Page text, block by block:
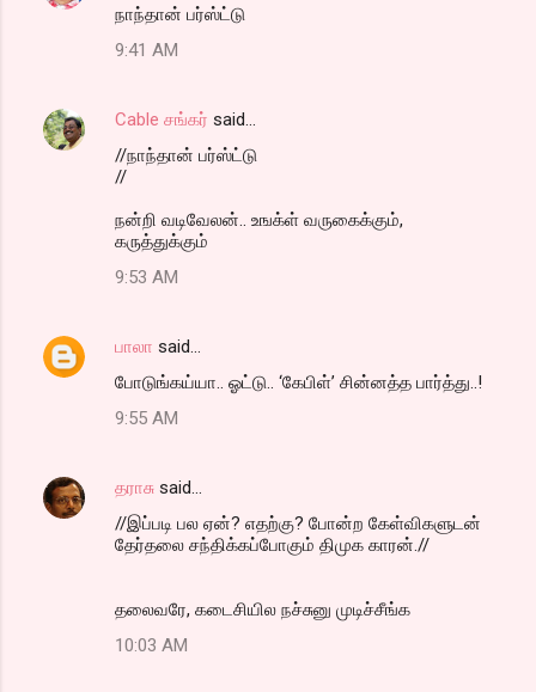
நாந்தான் பர்ஸ்ட்டு
9:41 AM
Cable சங்கர் said…
//நாந்தான் பர்ஸ்ட்டு
//
நன்றி வடிவேலன்.. உஙக்ள் வருகைக்கும்,
கருத்துக்கும்
9:53 AM
பாலா said…
போடுங்கய்யா.. ஓட்டு.. ‘கேபிள்’ சின்னத்த பார்த்து..!
9:55 AM
தராசு said…
//இப்படி பல ஏன்? எதற்கு? போன்ற கேள்விகளுடன்
தேர்தலை சந்திக்கப்போகும் திமுக காரன்.//
தலைவரே, கடைசியில நச்சுனு முடிச்சீங்க
10:03 AM